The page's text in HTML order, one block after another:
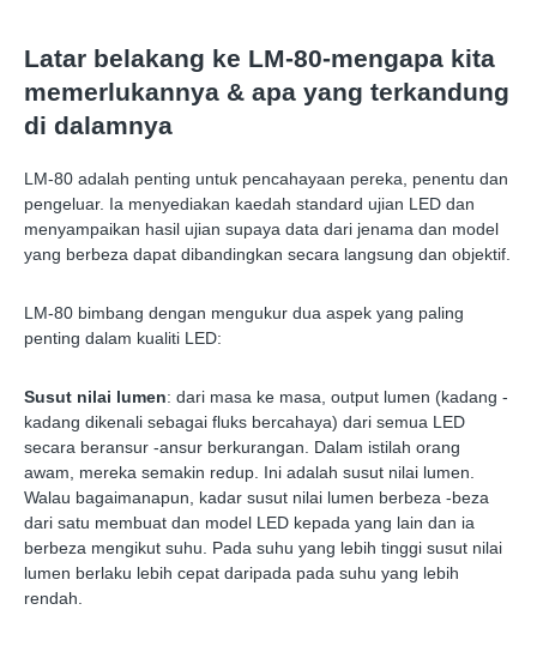
Latar belakang ke LM-80-mengapa kita
memerlukannya & apa yang terkandung
di dalamnya
LM-80 adalah penting untuk pencahayaan pereka, penentu dan
pengeluar. Ia menyediakan kaedah standard ujian LED dan
menyampaikan hasil ujian supaya data dari jenama dan model
yang berbeza dapat dibandingkan secara langsung dan objektif.
LM-80 bimbang dengan mengukur dua aspek yang paling
penting dalam kualiti LED:
Susut nilai lumen: dari masa ke masa, output lumen (kadang -
kadang dikenali sebagai fluks bercahaya) dari semua LED
secara beransur -ansur berkurangan. Dalam istilah orang
awam, mereka semakin redup. Ini adalah susut nilai lumen.
Walau bagaimanapun, kadar susut nilai lumen berbeza -beza
dari satu membuat dan model LED kepada yang lain dan ia
berbeza mengikut suhu. Pada suhu yang lebih tinggi susut nilai
lumen berlaku lebih cepat daripada pada suhu yang lebih
rendah.